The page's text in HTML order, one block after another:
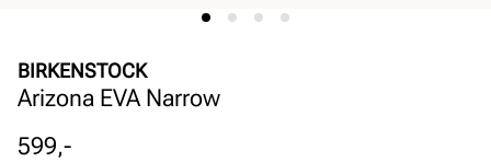
BIRKENSTOCK
Arizona EVA Narrow
Pris
599,-